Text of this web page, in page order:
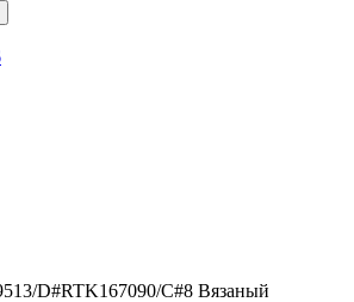
D#RTK167090/C#8 Вязаный